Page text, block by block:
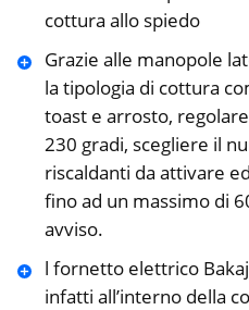
cottura allo spiedo
Grazie alle manopole
la tipologia di cottura
toast e arrosto,
230 gradi, scegliere il
riscaldanti da attivare
fino ad un massimo di
avviso.
l fornetto elettrico
infatti all’interno della